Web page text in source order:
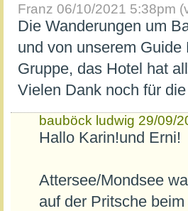
Franz 06/10/2021 5:38pm
Die Wanderungen um
und von unserem
Gruppe, das Hotel hat
Vielen Dank noch für
bauböck ludwig 29/09/
Hallo Karin!und Erni!
Attersee/Mondsee
auf der Pritsche